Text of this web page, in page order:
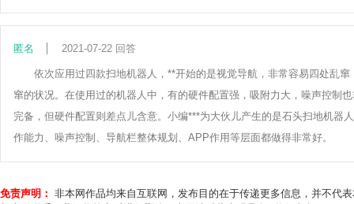
匿名 2021-07-22 回答
依次应用过四款扫地机器人，**开始的是视觉导航，非常容易四处乱
窜的状况。在使用过的机器人中，有的硬件配置强，吸附力大，噪声控制
完备，但硬件配置则差点儿含意。小编***为大伙儿产生的是石头扫地机器
作能力、噪声控制、导航栏整体规划、APP作用等层面都做得非常好。
免责声明： 非本网作品均来自互联网，发布目的在于传递更多信息，并不代